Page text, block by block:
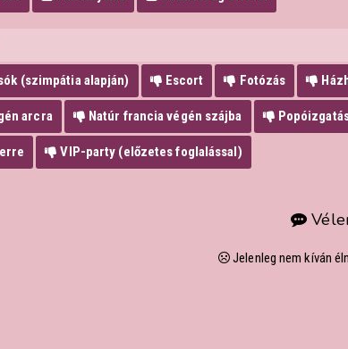
(szimpátia alapján) Escort Fotózás
arcra Natúr francia végén szájba
VIP-party (előzetes foglalással)
Jelenleg nem kíván